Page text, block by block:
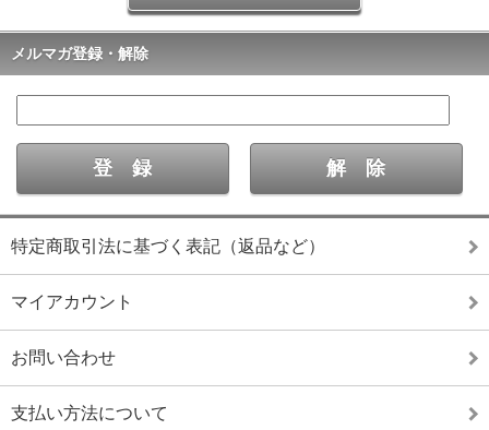
メルマガ登録・解除
特定商取引法に基づく表記（返品など）
マイアカウント
お問い合わせ
支払い方法について